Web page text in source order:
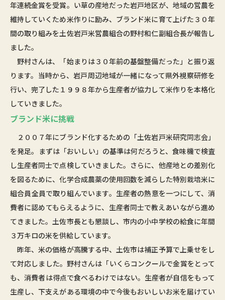
年連続金賞を受賞。い草の産地だった岩戸地区が、地域の営農を
維持していくため米作りに励み、ブランド米に育て上げた３０年
間の取り組みを土佐岩戸米営農組合の野村和仁副組合長が報告し
ました。
野村さんは、「始まりは３０年前の基盤整備だった」と振り返
ります。当時から、岩戸周辺地域が一緒になって県外視察研修を
行い、完了した１９９８年から生産者が協力して米作りを本格化
していきました。
ブランド米に挑戦
２００７年にブランド化するための「土佐岩戸米研究同志会」
を発足。まずは「おいしい」の基準は何だろうと、食味機で検査
し生産者同士で点検していきました。さらに、他産地との差別化
を図るために、化学合成農薬の使用回数を減らした特別栽培米に
組合員全員で取り組んでいます。生産者の熱意を一つにして、消
費者に認めてもらえるように、生産者同士で教えあいながら進め
てきました。土佐市長とも懇談し、市内の小中学校の給食に年間
３万キロの米を供給しています。
昨年、米の価格が高騰する中、土佐市は補正予算で上乗せをし
て対応しました。野村さんは「いくらコンクールで金賞をとって
も、消費者は得点で食べるわけではない。生産者が自信をもって
生産し、下支えがある環境の中で今後もおいしいお米を届けてい